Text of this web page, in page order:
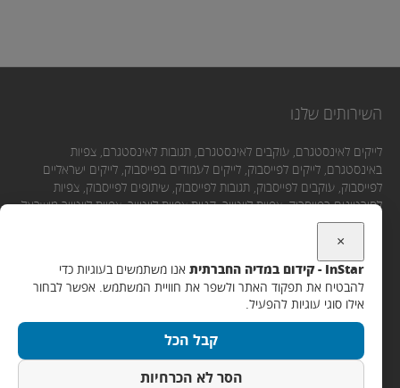
השירותים שלנו
לייקים לאינסטגרם, עוקבים לאינסטגרם, תגובות לאינסטגרם, צפיות
באינסטגרם, לייקים לפייסבוק, לייקים לעמודים בפייסבוק, לייקים ישראליים
לפייסבוק, עוקבים לפייסבוק, תגובות לפייסבוק, שיתופים לפייסבוק, צפיות
לסירטונים בפייסבוק, צפיות ליוטיוב, קניית צפיות ליוטיוב, צפיות ליוטיוב מישראל,
לייקים ליוטיוב, תגובות ליוטיוב, מנויים ליוטיוב.
יצירת קשר
אימייל:
×
InStar - קידום במדיה החברתית
אנו משתמשים בעוגיות כדי
להבטיח את תפקוד האתר ולשפר את חוויית המשתמש. אפשר לבחור
אילו סוגי עוגיות להפעיל.
קבל הכל
הסר לא הכרחיות